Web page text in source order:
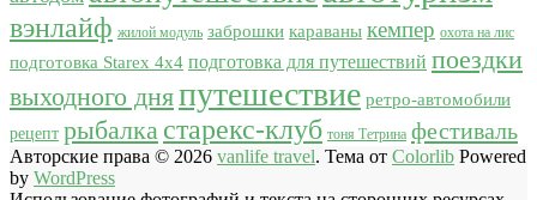
вэнлайф жилой модуль заброшки караваны кемпер охота на лис
подготовка Starex 4x4 подготовка для путешествий поездки
выходного дняпутешествие ретро-автомобили
рецепт рыбалка старекс-клуб тоня Тетрина фестиваль
Авторские права © 2026 vanlife travel. Тема от Colorlib Powered
by WordPress